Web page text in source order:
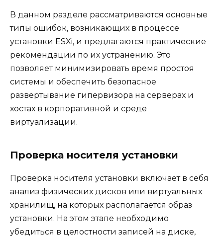
В данном разделе рассматриваются основные
типы ошибок, возникающих в процессе
установки ESXi, и предлагаются практические
рекомендации по их устранению. Это
позволяет минимизировать время простоя
системы и обеспечить безопасное
развертывание гипервизора на серверах и
хостах в корпоративной и среде
виртуализации.
Проверка носителя установки
Проверка носителя установки включает в себя
анализ физических дисков или виртуальных
хранилищ, на которых располагается образ
установки. На этом этапе необходимо
убедиться в целостности записей на диске,